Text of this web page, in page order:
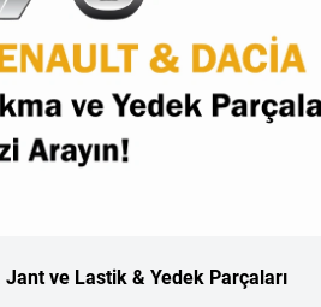
Jant ve Lastik & Yedek Parçaları